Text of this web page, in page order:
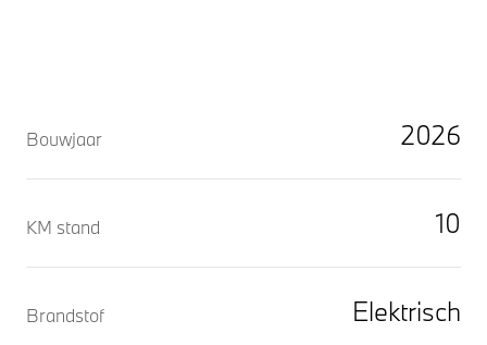
2026
Bouwjaar
10
KM stand
Elektrisch
Brandstof